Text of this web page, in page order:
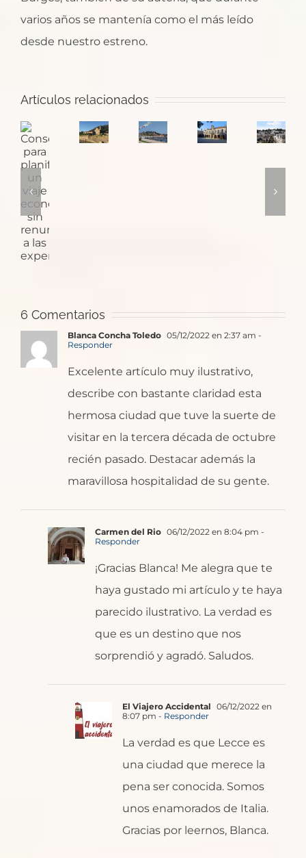
varios años se mantenía como el más leído
desde nuestro estreno.
Artículos relacionados
Consejos
para
planificar
viaje
económico
experiencias
¿Dónde
empieza
Puglia
6 Comentarios
Blanca Concha Toledo 05/12/2022 en 2:37 am -
Responder
Excelente artículo muy ilustrativo,
describe con bastante claridad esta
hermosa ciudad que tuve la suerte de
visitar en la tercera década de octubre
recién pasado. Destacar además la
maravillosa hospitalidad de su gente.
Carmen del Rio 06/12/2022 en 8:04 pm -
Responder
¡Gracias Blanca! Me alegra que te
haya gustado mi artículo y te haya
parecido ilustrativo. La verdad es
que es un destino que nos
sorprendió y agradó. Saludos.
El Viajero Accidental 06/12/2022 en
8:07 pm - Responder
La verdad es que Lecce es
una ciudad que merece la
pena ser conocida. Somos
unos enamorados de Italia.
Gracias por leernos, Blanca.